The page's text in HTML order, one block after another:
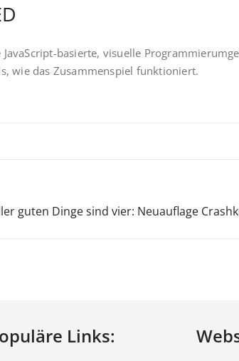
basierte, visuelle
wie das Zusammenspiel funktioniert.
guten Dinge sind vier: Neuauflage
Links: